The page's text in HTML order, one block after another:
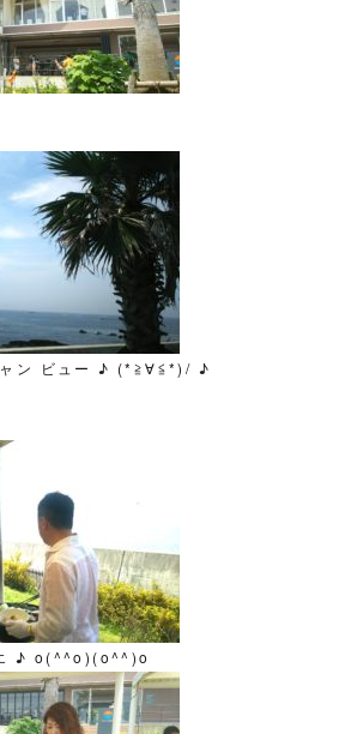
ャン ビュー ♪ (*≧∀≦*)/ ♪
♪ o(^^o)(o^^)o